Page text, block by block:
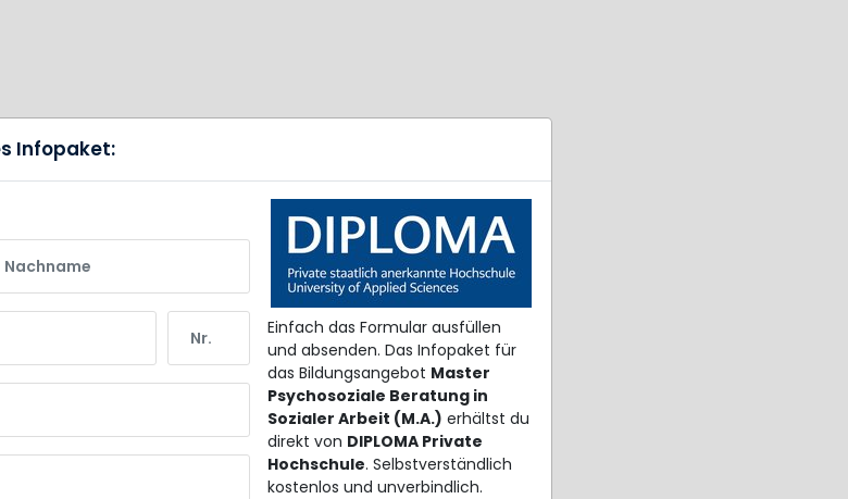
Infopaket:
Einfach das Formular ausfüllen
und absenden. Das Infopaket für
das Bildungsangebot Master
Psychosoziale Beratung in
Sozialer Arbeit (M.A.) erhältst du
direkt von DIPLOMA Private
Hochschule. Selbstverständlich
kostenlos und unverbindlich.